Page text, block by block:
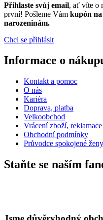
Přihlaste svůj email, ať víte o
první! Pošleme Vám kupón
narozeninám.
Chci se přihlásit
Informace o
Kontakt a pomoc
O nás
Kariéra
Doprava, platba
Velkoobchod
Vrácení zboží, reklamace
Obchodní podmínky
Průvodce spokojené ženy
Staňte se naším